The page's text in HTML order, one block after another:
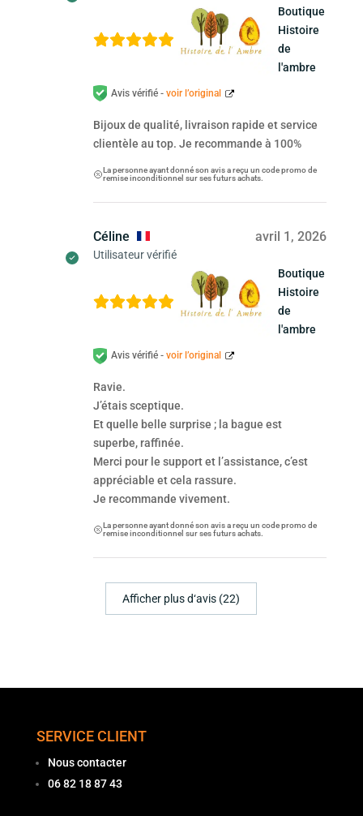
Boutique
Histoire
de
l'ambre
Avis vérifié - voir l’original
Bijoux de qualité, livraison rapide et service
clientèle au top. Je recommande à 100%
La personne ayant donné son avis a reçu un code promo de
remise inconditionnel sur ses futurs achats.
Céline
Utilisateur vérifié
avril 1, 2026
Boutique
Histoire
de
l'ambre
Avis vérifié - voir l’original
Ravie.
J’étais sceptique.
Et quelle belle surprise ; la bague est
superbe, raffinée.
Merci pour le support et l’assistance, c’est
appréciable et cela rassure.
Je recommande vivement.
La personne ayant donné son avis a reçu un code promo de
remise inconditionnel sur ses futurs achats.
Afficher plus d‘avis (22)
SERVICE CLIENT
Nous contacter
06 82 18 87 43